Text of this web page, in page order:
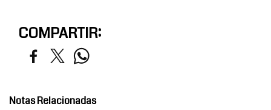
COMPARTIR:
Notas Relacionadas